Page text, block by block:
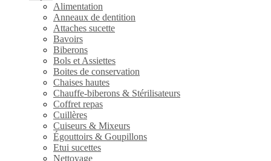
Alimentation
Anneaux de dentition
Attaches sucette
Bavoirs
Biberons
Bols et Assiettes
Boites de conservation
Chaises hautes
Chauffe-biberons & Stérilisateurs
Coffret repas
Cuillères
Cuiseurs & Mixeurs
Égouttoirs & Goupillons
Etui sucettes
Nettoyage